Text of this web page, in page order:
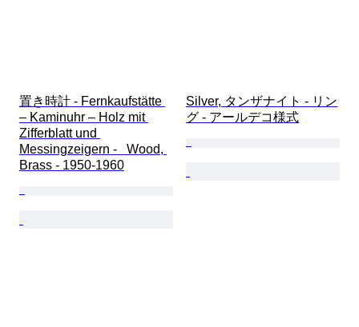
置き時計 - Fernkaufstätte
– Kaminuhr – Holz mit
Zifferblatt und
Messingzeigern -   Wood,
Brass - 1950-1960
Silver, タンザナイト - リン
グ - アールデコ様式